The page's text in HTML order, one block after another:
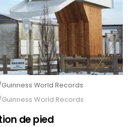
World Records
World Records
de pied